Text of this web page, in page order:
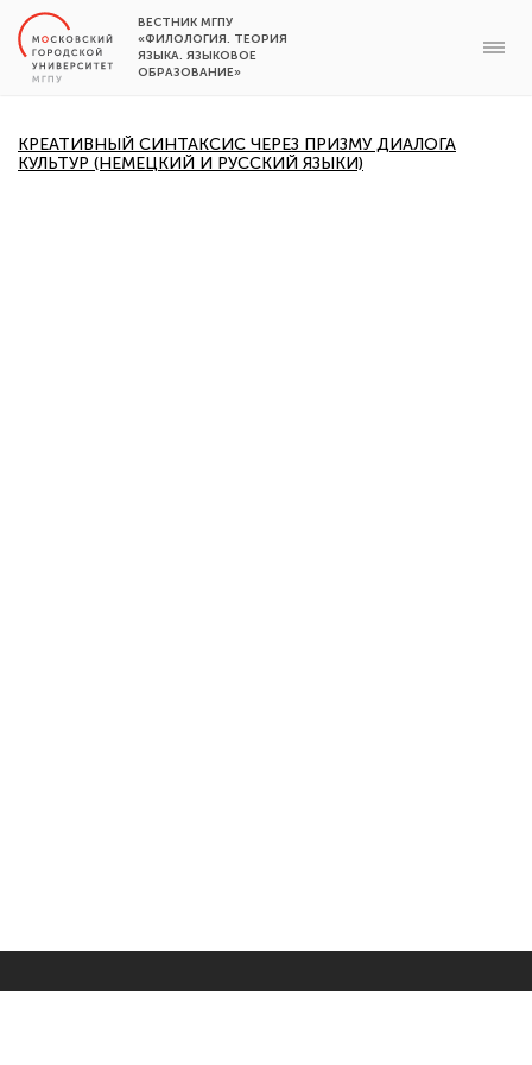
ВЕСТНИК МГПУ
«ФИЛОЛОГИЯ. ТЕОРИЯ
ЯЗЫКА. ЯЗЫКОВОЕ
ОБРАЗОВАНИЕ»
КРЕАТИВНЫЙ СИНТАКСИС ЧЕРЕЗ ПРИЗМУ ДИАЛОГА
КУЛЬТУР (НЕМЕЦКИЙ И РУССКИЙ ЯЗЫКИ)